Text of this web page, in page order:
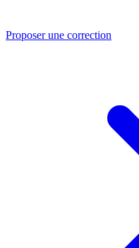
Proposer une correction